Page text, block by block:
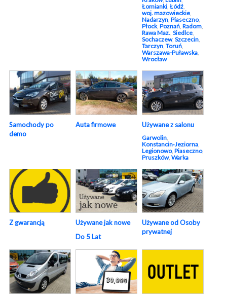
Łomianki, Łódź,
woj. mazowieckie,
Nadarzyn, Piaseczno,
Płock, Poznań, Radom,
Rawa Maz., Siedlce,
Sochaczew, Szczecin,
Tarczyn, Toruń,
Warszawa-Puławska,
Wrocław
Samochody po
demo
Auta firmowe Używane z salonu
Garwolin
Konstancin‑Jeziorna
Legionowo, Piaseczno,
Pruszków, Warka
Z gwarancją
Używane jak nowe
Do 5 Lat
Używane od Osoby
prywatnej